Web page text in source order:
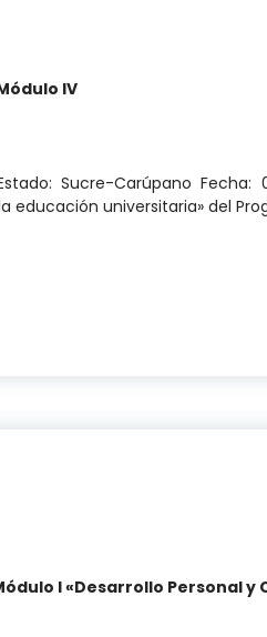
IV
Sucre-Carúpano Fecha:
educación universitaria» del
Cohorte IV,
I «Desarrollo Personal y